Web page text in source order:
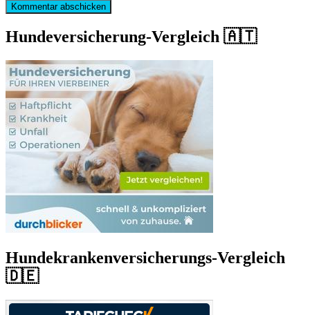
Hundeversicherung-Vergleich 🇦🇹
Hundekrankenversicherungs-Vergleich
🇩🇪